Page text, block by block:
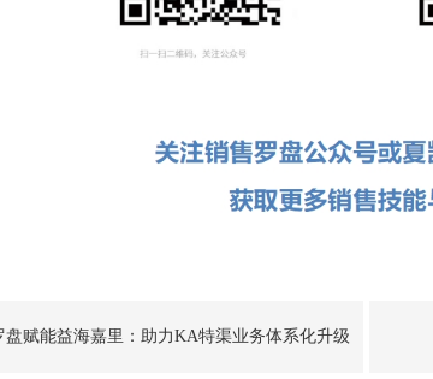
盘赋能益海嘉里：助力KA特渠业务体系化升级